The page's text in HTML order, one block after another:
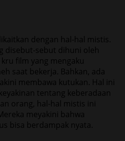
dengan hal-hal mistis.
disebut-sebut dihuni oleh
film yang mengaku
saat bekerja. Bahkan, ada
membawa kutukan. Hal ini
tentang keberadaan
orang, hal-hal mistis ini
meyakini bahwa
bisa berdampak nyata.